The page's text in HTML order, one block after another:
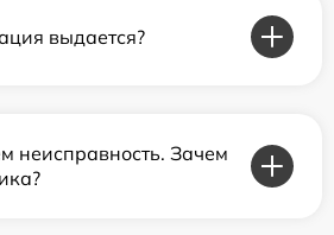
выдается?
неисправность. Зачем